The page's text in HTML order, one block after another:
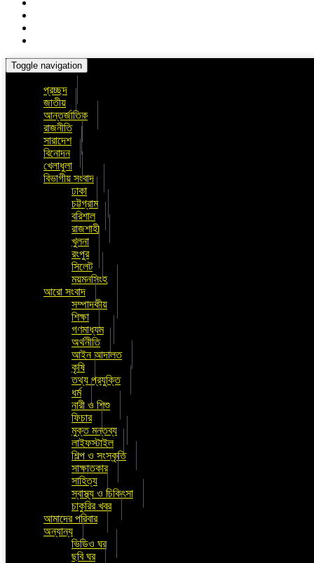
Toggle navigation
প্রচ্ছদ
জাতীয়
আন্তর্জাতিক
রাজনীতি
সারাদেশ
বিনোদন
খেলাধুলা
বিভাগীয় সংবাদ
ঢাকা
চট্টগ্রাম
বরিশাল
রাজশাহী
খুলনা
রংপুর
সিলেট
ময়মনসিংহ
আরো সংবাদ
সম্পাদকীয়
শিক্ষা
গণমাধ্যম
অর্থনীতি
আইন আদালত
কৃষি
তথ্য প্রযুক্তি
ধর্ম
নারী ও শিশু
ফিচার
মুক্ত মন্তব্য
লাইফস্টাইল
শিল্প ও সংস্কৃতি
সাক্ষাতকার
সাহিত্য
স্বাস্থ্য ও চিকিৎসা
চাকুরির খবর
আমাদের পরিবার
অন্যান্য
ভিডিও ঘর
ছবি ঘর